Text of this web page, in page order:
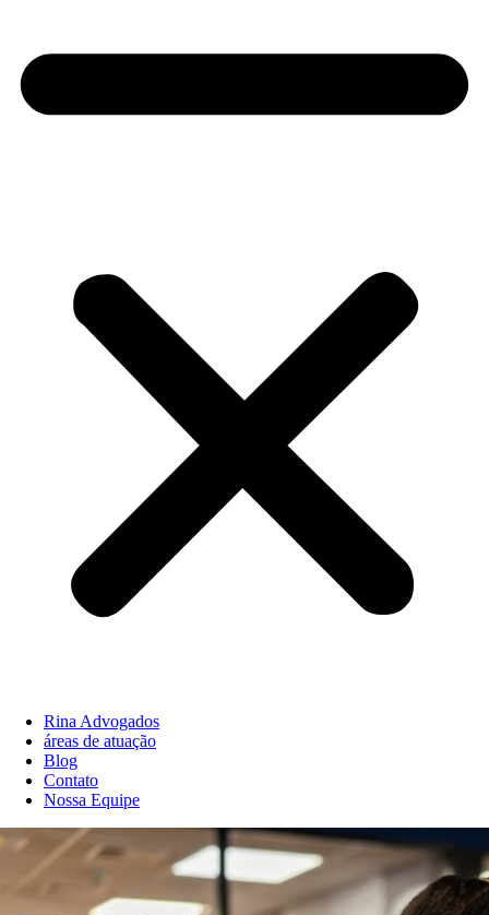
Rina Advogados
áreas de atuação
Blog
Contato
Nossa Equipe